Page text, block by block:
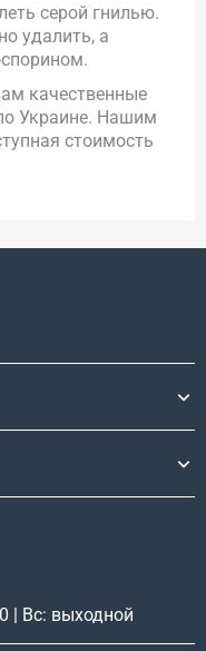
серой гнилью.
удалить, а
качественные
Украине. Нашим
стоимость
| Вс: выходной